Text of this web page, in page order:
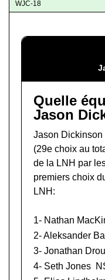
WJC-18
Quelle
Jason
Jason Dickinson
(29e choix au
de la LNH par
premiers choix
LNH:
1- Nathan
2-Aleksander
3- Jonathan
4- Seth Jones